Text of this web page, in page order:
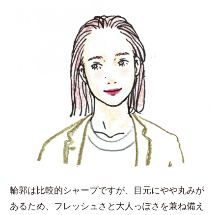
輪郭は比較的シャープですが、目元にやや丸みが
あるため、フレッシュさと大人っぽさを兼ね備え